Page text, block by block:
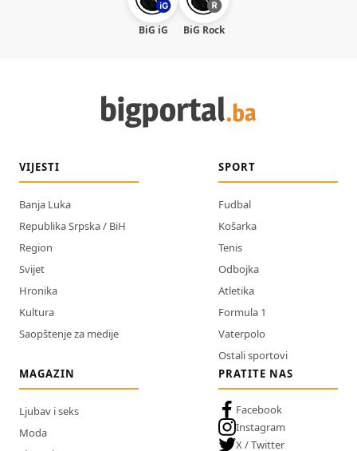
BiG iG BiG Rock
VIJESTI
Banja Luka
Republika Srpska / BiH
Region
Svijet
Hronika
Kultura
Saopštenje za medije
SPORT
Fudbal
Košarka
Tenis
Odbojka
Atletika
Formula 1
Vaterpolo
Ostali sportovi
MAGAZIN
Ljubav i seks
Moda
PRATITE NAS
Facebook
Instagram
X / Twitter